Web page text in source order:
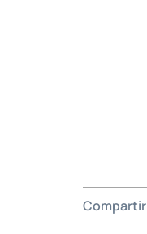
Compartir